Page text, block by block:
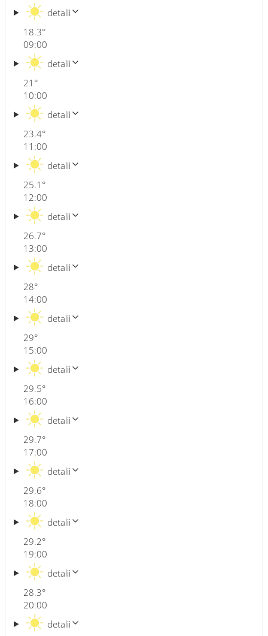
18.3°
detalii
09:00
21 °
detalii
10:00
23.4°
detalii
11:00
25.1 °
detalii
12:00
26.7°
detalii
13:00
28°
detalii
14:00
29°
detalii
15:00
29.5°
detalii
16:00
29.7°
detalii
17:00
29.6°
detalii
18:00
29.2°
detalii
19:00
28.3°
detalii
20:00
detalii